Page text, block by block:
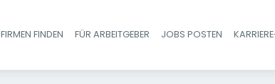
Haupt-
FIRMEN FINDEN FÜR ARBEITGEBER JOBS POSTEN